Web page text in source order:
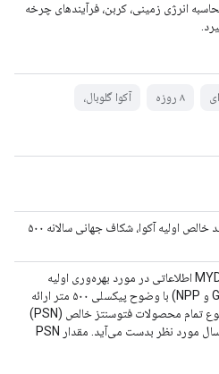
انرژی زمینی، کربن، فرآیندهای چرخه
۸ روزه آکوا گلوبال،
MYD17A3HGF.061: تولید خالص اولیه آکوا، شکاف جهانی سالانه ۵۰۰
محصول MYD17A3HGF V6.1 اطلاعاتی در مورد بهره‌وری اولیه
ناخالص و خالص سالانه (GPP و NPP) با وضوح پیکسلی ۵۰۰ متر ارائه
می‌دهد. NPP سالانه از مجموع تمام محصولات فتوسنتز خالص (PSN)
8 روزه (MYD17A2H) از سال مورد نظر بدست می‌آید. مقدار PSN